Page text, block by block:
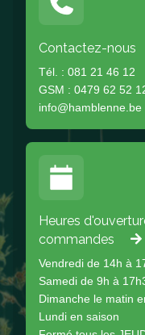
Contactez-nous
Tél. : 081 21 46 12
GSM : 0479 62 52
info@hamblenne.be
Heures
commandes
Vendredi de 14h à
Samedi de 9h à
Dimanche le matin
Lundi en saison